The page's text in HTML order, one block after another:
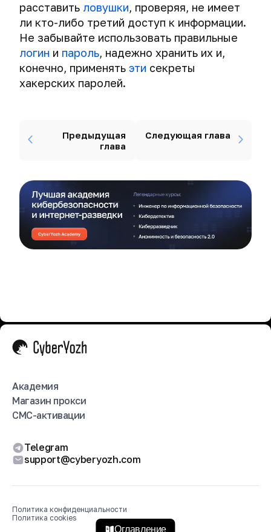
Оглавление
расставить ловушки, проверяя, не имеет
ли кто-либо третий доступ к информации.
Не забывайте использовать правильные
логин и пароль, надежно хранить их и,
конечно, применять эти секреты
хакерских паролей.
Предыдущая
глава
Следующая глава
Академия
Магазин прокси
СМС-активации
Telegram
support@cyberyozh.com
Политика конфиденциальности
Политика cookies